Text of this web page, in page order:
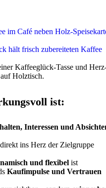
ist:
Interessen und
ins Herz der Zielgruppe
und flexibel ist
Kaufimpulse und Vertrauen